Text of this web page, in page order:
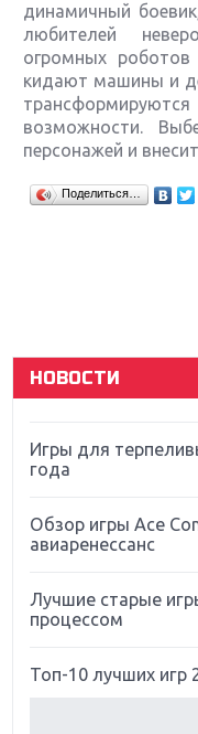
динамичный
любителей
огромных
кидают машины и
возможности.
персонажей и
Поделиться…
НОВОСТИ
Крупнейшие
Sony
Far Cry 5: хвалить
Игры для
года
Обзор игры Ace
авиаренессанс
Лучшие старые
процессом
Топ-10 лучших игр